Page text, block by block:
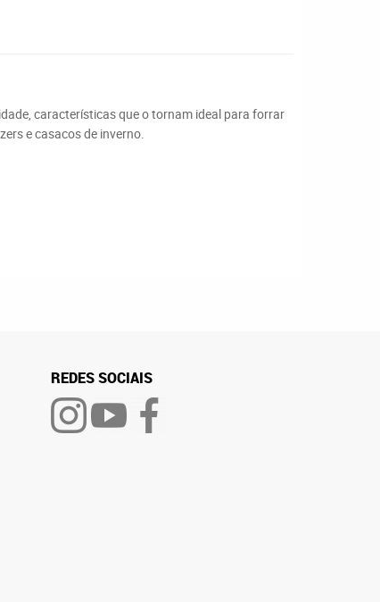
características que o tornam ideal para forrar
e casacos de inverno.
REDES SOCIAIS